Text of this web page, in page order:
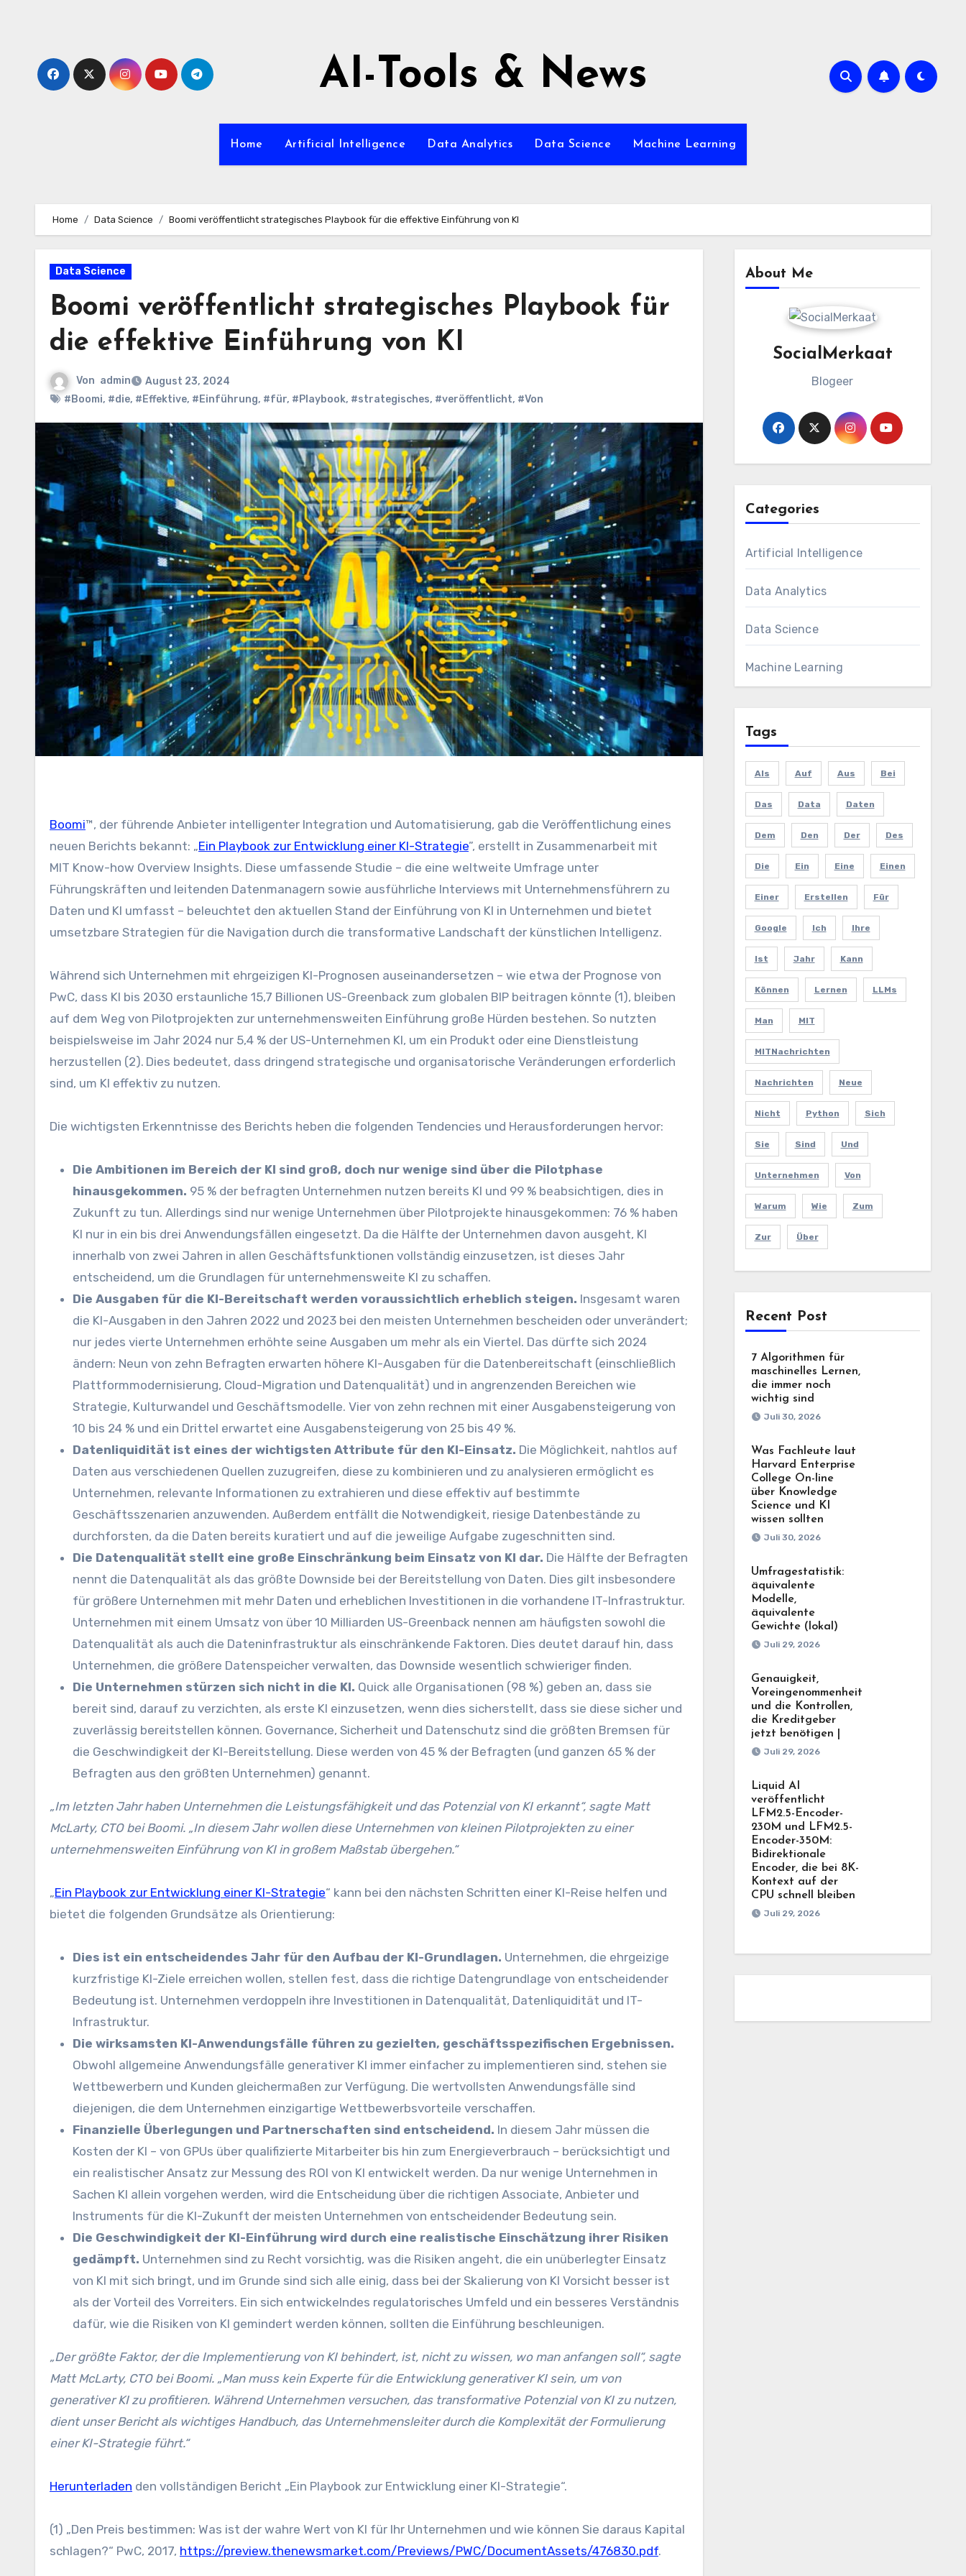
AI-Tools & News
Home Artificial Intelligence Data Analytics Data Science Machine Learning
Home Data Science Boomi veröffentlicht strategisches Playbook für die effektive Einführung von KI
Data Science
Boomi veröffentlicht strategisches Playbook für
die effektive Einführung von KI
Von admin
August 23, 2024
#Boomi, #die, #Effektive, #Einführung, #für, #Playbook, #strategisches, #veröffentlicht, #Von
Boomi™, der führende Anbieter intelligenter Integration und Automatisierung, gab die Veröffentlichung eines
neuen Berichts bekannt: „Ein Playbook zur Entwicklung einer KI-Strategie”, erstellt in Zusammenarbeit mit
MIT Know-how Overview Insights. Diese umfassende Studie – die eine weltweite Umfrage unter
Führungskräften und leitenden Datenmanagern sowie ausführliche Interviews mit Unternehmensführern zu
Daten und KI umfasst – beleuchtet den aktuellen Stand der Einführung von KI in Unternehmen und bietet
umsetzbare Strategien für die Navigation durch die transformative Landschaft der künstlichen Intelligenz.
Während sich Unternehmen mit ehrgeizigen KI-Prognosen auseinandersetzen – wie etwa der Prognose von
PwC, dass KI bis 2030 erstaunliche 15,7 Billionen US-Greenback zum globalen BIP beitragen könnte (1), bleiben
auf dem Weg von Pilotprojekten zur unternehmensweiten Einführung große Hürden bestehen. So nutzten
beispielsweise im Jahr 2024 nur 5,4 % der US-Unternehmen KI, um ein Produkt oder eine Dienstleistung
herzustellen (2). Dies bedeutet, dass dringend strategische und organisatorische Veränderungen erforderlich
sind, um KI effektiv zu nutzen.
Die wichtigsten Erkenntnisse des Berichts heben die folgenden Tendencies und Herausforderungen hervor:
Die Ambitionen im Bereich der KI sind groß, doch nur wenige sind über die Pilotphase
hinausgekommen. 95 % der befragten Unternehmen nutzen bereits KI und 99 % beabsichtigen, dies in
Zukunft zu tun. Allerdings sind nur wenige Unternehmen über Pilotprojekte hinausgekommen: 76 % haben
KI nur in ein bis drei Anwendungsfällen eingesetzt. Da die Hälfte der Unternehmen davon ausgeht, KI
innerhalb von zwei Jahren in allen Geschäftsfunktionen vollständig einzusetzen, ist dieses Jahr
entscheidend, um die Grundlagen für unternehmensweite KI zu schaffen.
Die Ausgaben für die KI-Bereitschaft werden voraussichtlich erheblich steigen. Insgesamt waren
die KI-Ausgaben in den Jahren 2022 und 2023 bei den meisten Unternehmen bescheiden oder unverändert;
nur jedes vierte Unternehmen erhöhte seine Ausgaben um mehr als ein Viertel. Das dürfte sich 2024
ändern: Neun von zehn Befragten erwarten höhere KI-Ausgaben für die Datenbereitschaft (einschließlich
Plattformmodernisierung, Cloud-Migration und Datenqualität) und in angrenzenden Bereichen wie
Strategie, Kulturwandel und Geschäftsmodelle. Vier von zehn rechnen mit einer Ausgabensteigerung von
10 bis 24 % und ein Drittel erwartet eine Ausgabensteigerung von 25 bis 49 %.
Datenliquidität ist eines der wichtigsten Attribute für den KI-Einsatz. Die Möglichkeit, nahtlos auf
Daten aus verschiedenen Quellen zuzugreifen, diese zu kombinieren und zu analysieren ermöglicht es
Unternehmen, relevante Informationen zu extrahieren und diese effektiv auf bestimmte
Geschäftsszenarien anzuwenden. Außerdem entfällt die Notwendigkeit, riesige Datenbestände zu
durchforsten, da die Daten bereits kuratiert und auf die jeweilige Aufgabe zugeschnitten sind.
Die Datenqualität stellt eine große Einschränkung beim Einsatz von KI dar. Die Hälfte der Befragten
nennt die Datenqualität als das größte Downside bei der Bereitstellung von Daten. Dies gilt insbesondere
für größere Unternehmen mit mehr Daten und erheblichen Investitionen in die vorhandene IT-Infrastruktur.
Unternehmen mit einem Umsatz von über 10 Milliarden US-Greenback nennen am häufigsten sowohl die
Datenqualität als auch die Dateninfrastruktur als einschränkende Faktoren. Dies deutet darauf hin, dass
Unternehmen, die größere Datenspeicher verwalten, das Downside wesentlich schwieriger finden.
Die Unternehmen stürzen sich nicht in die KI. Quick alle Organisationen (98 %) geben an, dass sie
bereit sind, darauf zu verzichten, als erste KI einzusetzen, wenn dies sicherstellt, dass sie diese sicher und
zuverlässig bereitstellen können. Governance, Sicherheit und Datenschutz sind die größten Bremsen für
die Geschwindigkeit der KI-Bereitstellung. Diese werden von 45 % der Befragten (und ganzen 65 % der
Befragten aus den größten Unternehmen) genannt.
„Im letzten Jahr haben Unternehmen die Leistungsfähigkeit und das Potenzial von KI erkannt“, sagte Matt
McLarty, CTO bei Boomi. „In diesem Jahr wollen diese Unternehmen von kleinen Pilotprojekten zu einer
unternehmensweiten Einführung von KI in großem Maßstab übergehen.“
„Ein Playbook zur Entwicklung einer KI-Strategie“ kann bei den nächsten Schritten einer KI-Reise helfen und
bietet die folgenden Grundsätze als Orientierung:
Dies ist ein entscheidendes Jahr für den Aufbau der KI-Grundlagen. Unternehmen, die ehrgeizige
kurzfristige KI-Ziele erreichen wollen, stellen fest, dass die richtige Datengrundlage von entscheidender
Bedeutung ist. Unternehmen verdoppeln ihre Investitionen in Datenqualität, Datenliquidität und IT-
Infrastruktur.
Die wirksamsten KI-Anwendungsfälle führen zu gezielten, geschäftsspezifischen Ergebnissen.
Obwohl allgemeine Anwendungsfälle generativer KI immer einfacher zu implementieren sind, stehen sie
Wettbewerbern und Kunden gleichermaßen zur Verfügung. Die wertvollsten Anwendungsfälle sind
diejenigen, die dem Unternehmen einzigartige Wettbewerbsvorteile verschaffen.
Finanzielle Überlegungen und Partnerschaften sind entscheidend. In diesem Jahr müssen die
Kosten der KI – von GPUs über qualifizierte Mitarbeiter bis hin zum Energieverbrauch – berücksichtigt und
ein realistischer Ansatz zur Messung des ROI von KI entwickelt werden. Da nur wenige Unternehmen in
Sachen KI allein vorgehen werden, wird die Entscheidung über die richtigen Associate, Anbieter und
Instruments für die KI-Zukunft der meisten Unternehmen von entscheidender Bedeutung sein.
Die Geschwindigkeit der KI-Einführung wird durch eine realistische Einschätzung ihrer Risiken
gedämpft. Unternehmen sind zu Recht vorsichtig, was die Risiken angeht, die ein unüberlegter Einsatz
von KI mit sich bringt, und im Grunde sind sich alle einig, dass bei der Skalierung von KI Vorsicht besser ist
als der Vorteil des Vorreiters. Ein sich entwickelndes regulatorisches Umfeld und ein besseres Verständnis
dafür, wie die Risiken von KI gemindert werden können, sollten die Einführung beschleunigen.
„Der größte Faktor, der die Implementierung von KI behindert, ist, nicht zu wissen, wo man anfangen soll“, sagte
Matt McLarty, CTO bei Boomi. „Man muss kein Experte für die Entwicklung generativer KI sein, um von
generativer KI zu profitieren. Während Unternehmen versuchen, das transformative Potenzial von KI zu nutzen,
dient unser Bericht als wichtiges Handbuch, das Unternehmensleiter durch die Komplexität der Formulierung
einer KI-Strategie führt.“
Herunterladen den vollständigen Bericht „Ein Playbook zur Entwicklung einer KI-Strategie“.
(1) „Den Preis bestimmen: Was ist der wahre Wert von KI für Ihr Unternehmen und wie können Sie daraus Kapital
schlagen?“ PwC, 2017, https://preview.thenewsmarket.com/Previews/PWC/DocumentAssets/476830.pdf.
About Me
SocialMerkaat
Blogeer
Categories
Artificial Intelligence
Data Analytics
Data Science
Machine Learning
Tags
Als Auf Aus Bei
Das Data Daten
Dem Den Der Des
Die Ein Eine Einen
Einer Erstellen Für
Google Ich Ihre
Ist Jahr Kann
Können Lernen LLMs
Man MIT
MITNachrichten
Nachrichten Neue
Nicht Python Sich
Sie Sind Und
Unternehmen Von
Warum Wie Zum
Zur Über
Recent Post
7 Algorithmen für
maschinelles Lernen,
die immer noch
wichtig sind
Juli 30, 2026
Was Fachleute laut
Harvard Enterprise
College On-line
über Knowledge
Science und KI
wissen sollten
Juli 30, 2026
Umfragestatistik:
äquivalente
Modelle,
äquivalente
Gewichte (lokal)
Juli 29, 2026
Genauigkeit,
Voreingenommenheit
und die Kontrollen,
die Kreditgeber
jetzt benötigen |
Juli 29, 2026
Liquid AI
veröffentlicht
LFM2.5-Encoder-
230M und LFM2.5-
Encoder-350M:
Bidirektionale
Encoder, die bei 8K-
Kontext auf der
CPU schnell bleiben
Juli 29, 2026